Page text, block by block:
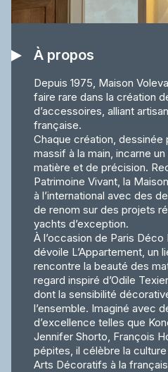
À propos
Depuis 1975, Maison
faire rare dans la création
d’accessoires, alliant
française.
Chaque création, dessinée
massif à la main, incarne
matière et de précision.
Patrimoine Vivant, la
à l’international avec des
de renom sur des projets
yachts d’exception.
À l’occasion de Paris
dévoile L’Appartement, un
rencontre la beauté des
regard inspiré d’Odile
dont la sensibilité
l’ensemble. Imaginé avec
d’excellence telles que
Jennifer Shorto, François
pépites, il célèbre la
Arts Décoratifs à la